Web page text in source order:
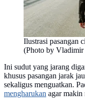
Ilustrasi pasangan
(Photo by
Ini sudut yang jarang
khusus pasangan jarak
sekaligus menguatkan.
mengharukan agar makin